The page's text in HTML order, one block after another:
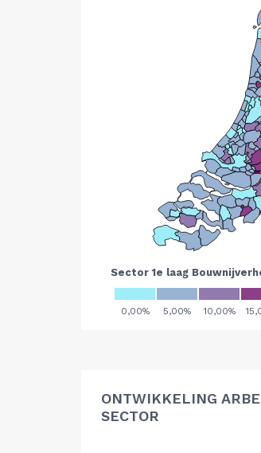
ONTWIKKELING
SECTOR